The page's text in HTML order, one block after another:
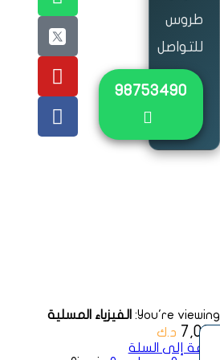
طروس
للتواصل
٩٨٧٥٣٤٩٠
You're viewing: الفيزياء المسلية
7,000 د.ك
إضافة إلى السلة